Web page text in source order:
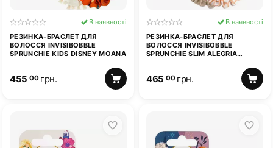
РЕЗИНКА-БРАСЛЕТ ДЛЯ
ВОЛОССЯ INVISIBOBBLE
SPRUNCHIE KIDS DISNEY MOANA
В наявності
455 00 грн.
РЕЗИНКА-БРАСЛЕТ ДЛЯ
ВОЛОССЯ INVISIBOBBLE
SPRUNCHIE SLIM ALEGRIA
В наявності
465 00 грн.